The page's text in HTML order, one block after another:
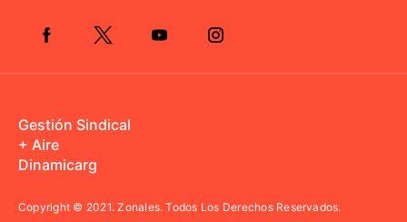
Gestión Sindical
+ Aire
Dinamicarg
Copyright © 2021.Zonales. Todos Los Derechos Reservados.